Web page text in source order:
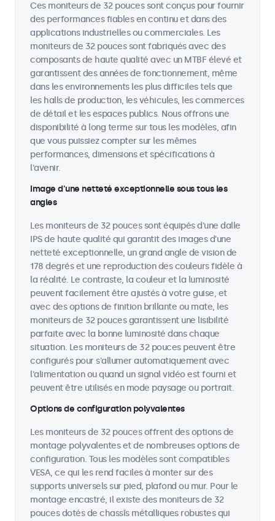
Ces moniteurs de 32 pouces sont conçus pour fournir
des performances fiables en continu et dans des
applications industrielles ou commerciales. Les
moniteurs de 32 pouces sont fabriqués avec des
composants de haute qualité avec un MTBF élevé et
garantissent des années de fonctionnement, même
dans les environnements les plus difficiles tels que
les halls de production, les véhicules, les commerces
de détail et les espaces publics. Nous offrons une
disponibilité à long terme sur tous les modèles, afin
que vous puissiez compter sur les mêmes
performances, dimensions et spécifications à
l'avenir.
Image d'une netteté exceptionnelle sous tous les
angles
Les moniteurs de 32 pouces sont équipés d'une dalle
IPS de haute qualité qui garantit des images d'une
netteté exceptionnelle, un grand angle de vision de
178 degrés et une reproduction des couleurs fidèle à
la réalité. Le contraste, la couleur et la luminosité
peuvent facilement être ajustés à votre guise, et
avec des options de finition brillante ou mate, les
moniteurs de 32 pouces garantissent une lisibilité
parfaite avec la bonne luminosité dans chaque
situation. Les moniteurs de 32 pouces peuvent être
configurés pour s'allumer automatiquement avec
l'alimentation ou quand un signal vidéo est fourni et
peuvent être utilisés en mode paysage ou portrait.
Options de configuration polyvalentes
Les moniteurs de 32 pouces offrent des options de
montage polyvalentes et de nombreuses options de
configuration. Tous les modèles sont compatibles
VESA, ce qui les rend faciles à monter sur des
supports universels sur pied, plafond ou mur. Pour le
montage encastré, il existe des moniteurs de 32
pouces dotés de chassîs métalliques robustes qui